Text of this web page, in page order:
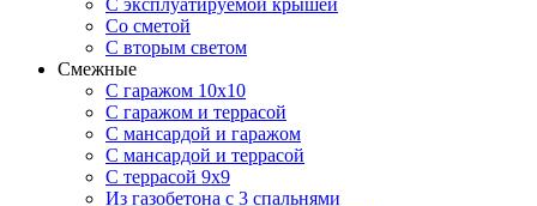
С эксплуатируемой крышей
Со сметой
С вторым светом
Смежные
С гаражом 10х10
С гаражом и террасой
С мансардой и гаражом
С мансардой и террасой
С террасой 9х9
Из газобетона с 3 спальнями